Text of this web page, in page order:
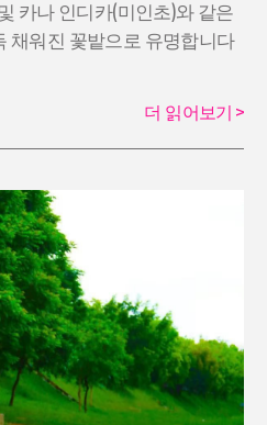
카나 인디카(미인초)와 같은
채워진 꽃밭으로 유명합니다
더 읽어보기 >